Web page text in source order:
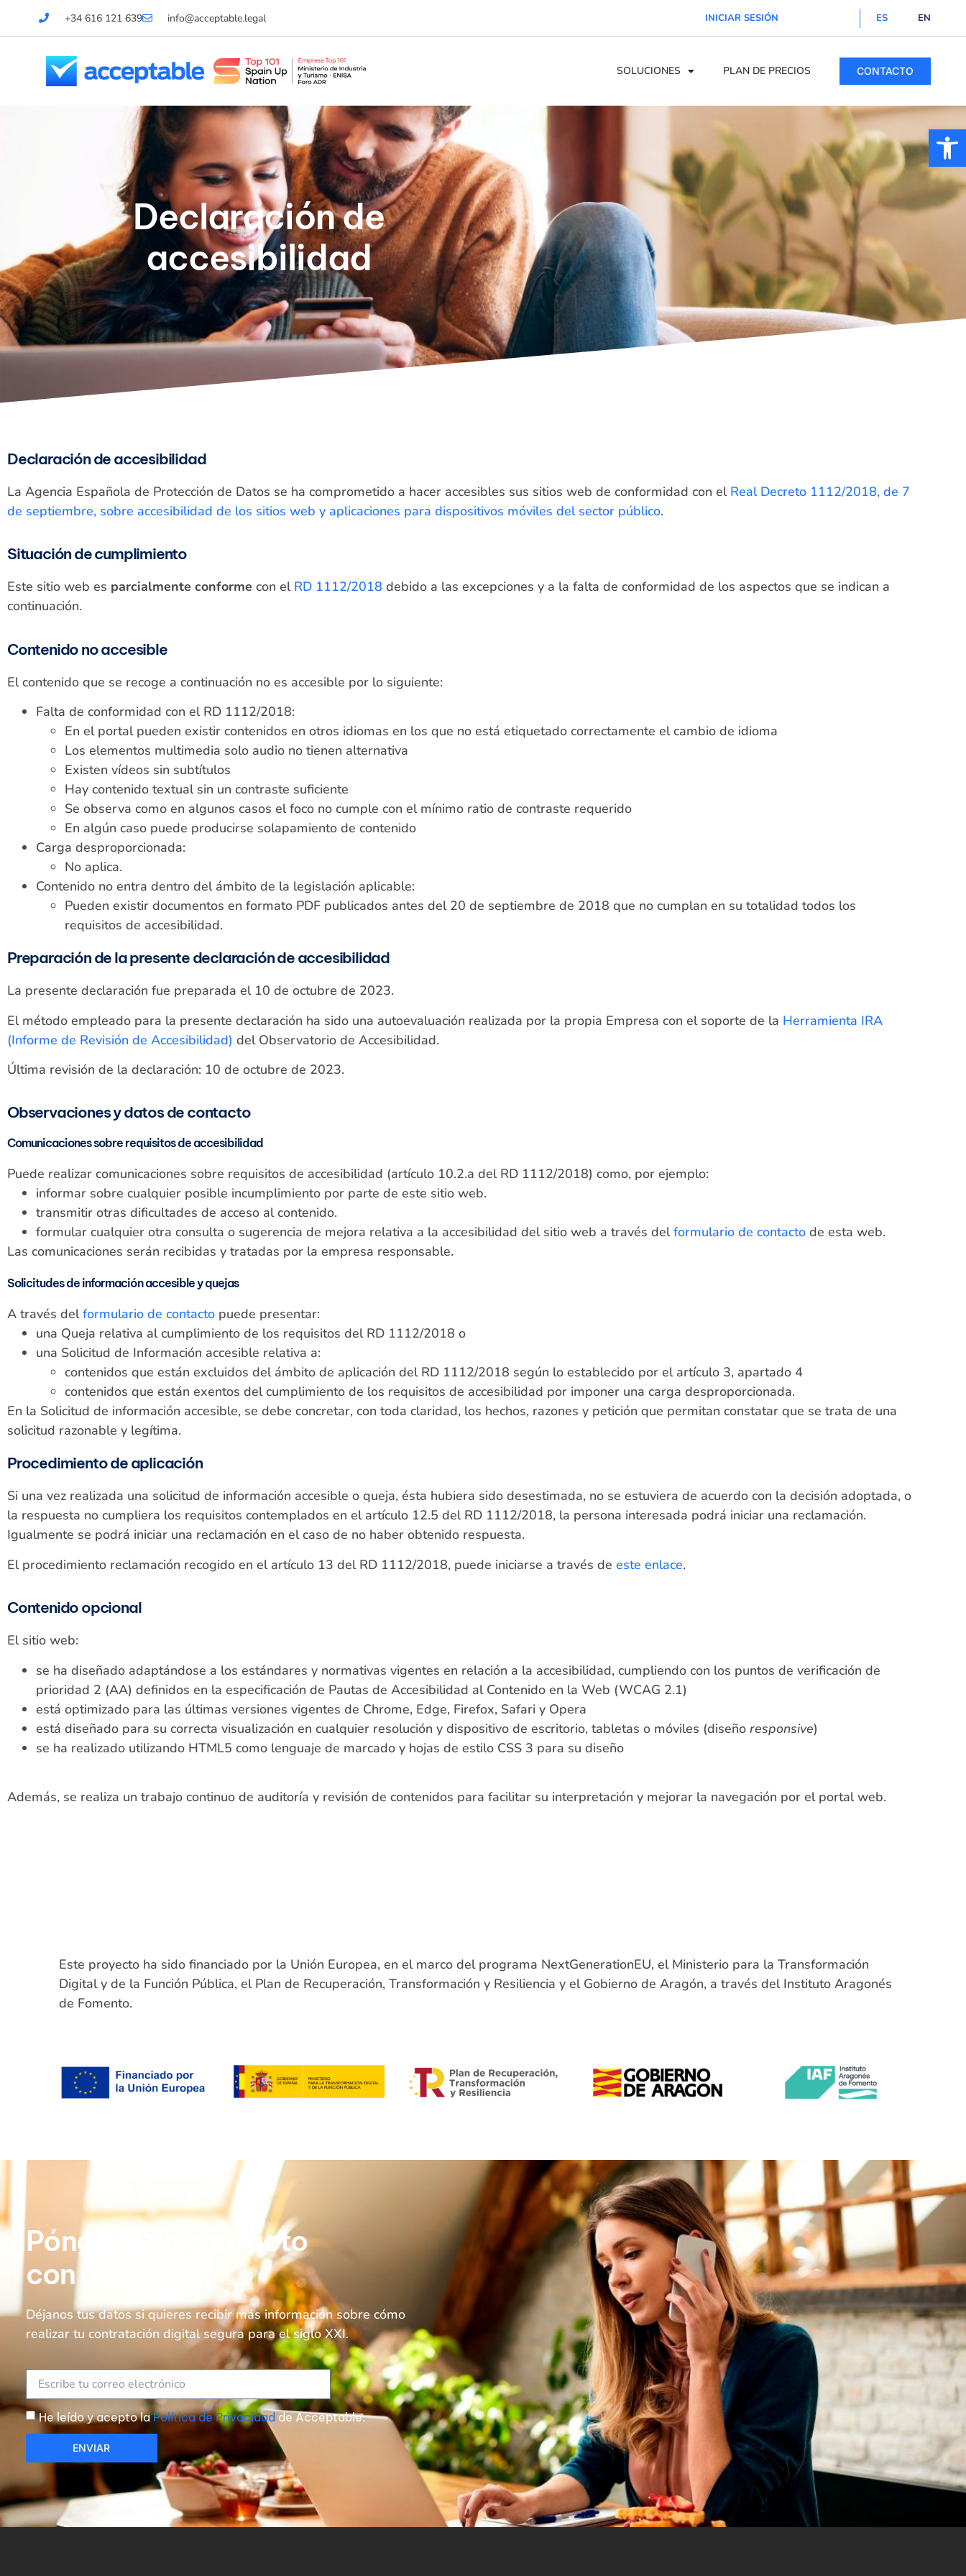
+34 616 121 639 info@acceptable.legal INICIAR SESIÓN ES EN
SOLUCIONES PLAN DE PRECIOS CONTACTO
Declaración de
accesibilidad
Declaración de accesibilidad
La Agencia Española de Protección de Datos se ha comprometido a hacer accesibles sus sitios web de conformidad con el Real Decreto 1112/2018, de 7
de septiembre, sobre accesibilidad de los sitios web y aplicaciones para dispositivos móviles del sector público.
Situación de cumplimiento
Este sitio web es parcialmente conforme con el RD 1112/2018 debido a las excepciones y a la falta de conformidad de los aspectos que se indican a
continuación.
Contenido no accesible
El contenido que se recoge a continuación no es accesible por lo siguiente:
Falta de conformidad con el RD 1112/2018:
En el portal pueden existir contenidos en otros idiomas en los que no está etiquetado correctamente el cambio de idioma
Los elementos multimedia solo audio no tienen alternativa
Existen vídeos sin subtítulos
Hay contenido textual sin un contraste suficiente
Se observa como en algunos casos el foco no cumple con el mínimo ratio de contraste requerido
En algún caso puede producirse solapamiento de contenido
Carga desproporcionada:
No aplica.
Contenido no entra dentro del ámbito de la legislación aplicable:
Pueden existir documentos en formato PDF publicados antes del 20 de septiembre de 2018 que no cumplan en su totalidad todos los
requisitos de accesibilidad.
Preparación de la presente declaración de accesibilidad
La presente declaración fue preparada el 10 de octubre de 2023.
El método empleado para la presente declaración ha sido una autoevaluación realizada por la propia Empresa con el soporte de la Herramienta IRA
(Informe de Revisión de Accesibilidad) del Observatorio de Accesibilidad.
Última revisión de la declaración: 10 de octubre de 2023.
Observaciones y datos de contacto
Comunicaciones sobre requisitos de accesibilidad
Puede realizar comunicaciones sobre requisitos de accesibilidad (artículo 10.2.a del RD 1112/2018) como, por ejemplo:
informar sobre cualquier posible incumplimiento por parte de este sitio web.
transmitir otras dificultades de acceso al contenido.
formular cualquier otra consulta o sugerencia de mejora relativa a la accesibilidad del sitio web a través delformulario de contacto de esta web.
Las comunicaciones serán recibidas y tratadas por la empresa responsable.
Solicitudes de información accesible y quejas
A través delformulario de contacto puede presentar:
una Queja relativa al cumplimiento de los requisitos del RD 1112/2018 o
una Solicitud de Información accesible relativa a:
contenidos que están excluidos del ámbito de aplicación del RD 1112/2018 según lo establecido por el artículo 3, apartado 4
contenidos que están exentos del cumplimiento de los requisitos de accesibilidad por imponer una carga desproporcionada.
En la Solicitud de información accesible, se debe concretar, con toda claridad, los hechos, razones y petición que permitan constatar que se trata de una
solicitud razonable y legítima.
Procedimiento de aplicación
Si una vez realizada una solicitud de información accesible o queja, ésta hubiera sido desestimada, no se estuviera de acuerdo con la decisión adoptada, o
la respuesta no cumpliera los requisitos contemplados en el artículo 12.5 del RD 1112/2018, la persona interesada podrá iniciar una reclamación.
Igualmente se podrá iniciar una reclamación en el caso de no haber obtenido respuesta.
El procedimiento reclamación recogido en el artículo 13 del RD 1112/2018, puede iniciarse a través de este enlace.
Contenido opcional
El sitio web:
se ha diseñado adaptándose a los estándares y normativas vigentes en relación a la accesibilidad, cumpliendo con los puntos de verificación de
prioridad 2 (AA) definidos en la especificación de Pautas de Accesibilidad al Contenido en la Web (WCAG 2.1)
está optimizado para las últimas versiones vigentes de Chrome, Edge, Firefox, Safari y Opera
está diseñado para su correcta visualización en cualquier resolución y dispositivo de escritorio, tabletas o móviles (diseño responsive)
se ha realizado utilizando HTML5 como lenguaje de marcado y hojas de estilo CSS 3 para su diseño
Además, se realiza un trabajo continuo de auditoría y revisión de contenidos para facilitar su interpretación y mejorar la navegación por el portal web.
Este proyecto ha sido financiado por la Unión Europea, en el marco del programa NextGenerationEU, el Ministerio para la Transformación
Digital y de la Función Pública, el Plan de Recuperación, Transformación y Resiliencia y el Gobierno de Aragón, a través del Instituto Aragonés
de Fomento.
Póngase en contacto
con nosotros
Déjanos tus datos si quieres recibir más información sobre cómo
realizar tu contratación digital segura para el siglo XXI.
He leído y acepto laPolítica de Privacidad de Acceptable.
ENVIAR